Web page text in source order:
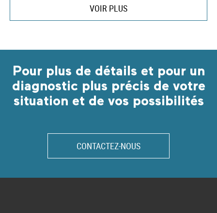
VOIR PLUS
Pour plus de détails et pour un
diagnostic plus précis de votre
situation et de vos possibilités
CONTACTEZ-NOUS